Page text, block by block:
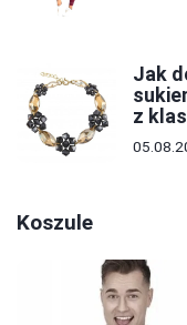
Jak
z
Koszule